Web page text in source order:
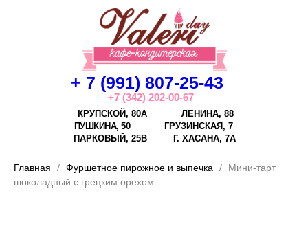
+ 7 (991) 807-25-43
КРУПСКОЙ, 80А
ЛЕНИНА, 88
ПУШКИНА, 50
ГРУЗИНСКАЯ, 7
Г. ХАСАНА, 7А
ПАРКОВЫЙ, 25В
+7 (342) 202-00-67
Главная Фуршетное пирожное и выпечка
Мини-тарт
шоколадный с грецким орехом